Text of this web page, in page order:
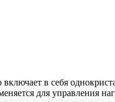
в себя
для управления